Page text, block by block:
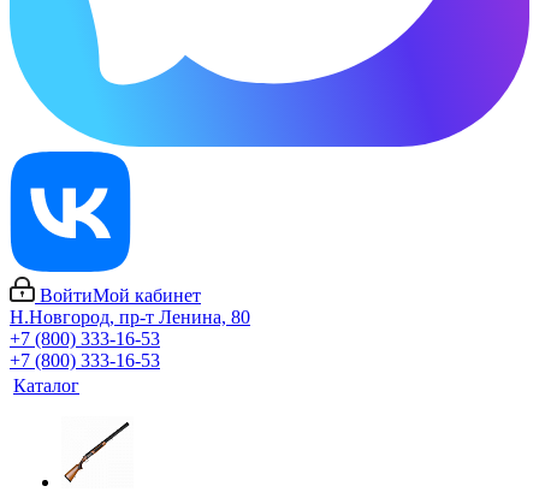
ВойтиМой кабинет
Н.Новгород, пр-т Ленина, 80
+7 (800) 333-16-53
+7 (800) 333-16-53
Каталог